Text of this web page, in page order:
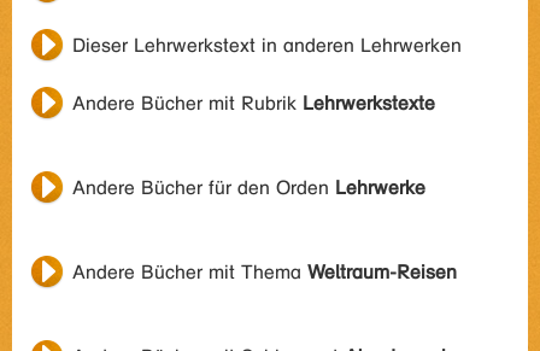
Dieser Lehrwerkstext in anderen Lehrwerken
Andere Bücher mit Rubrik Lehrwerkstexte
Andere Bücher für den Orden Lehrwerke
Andere Bücher mit Thema Weltraum-Reisen